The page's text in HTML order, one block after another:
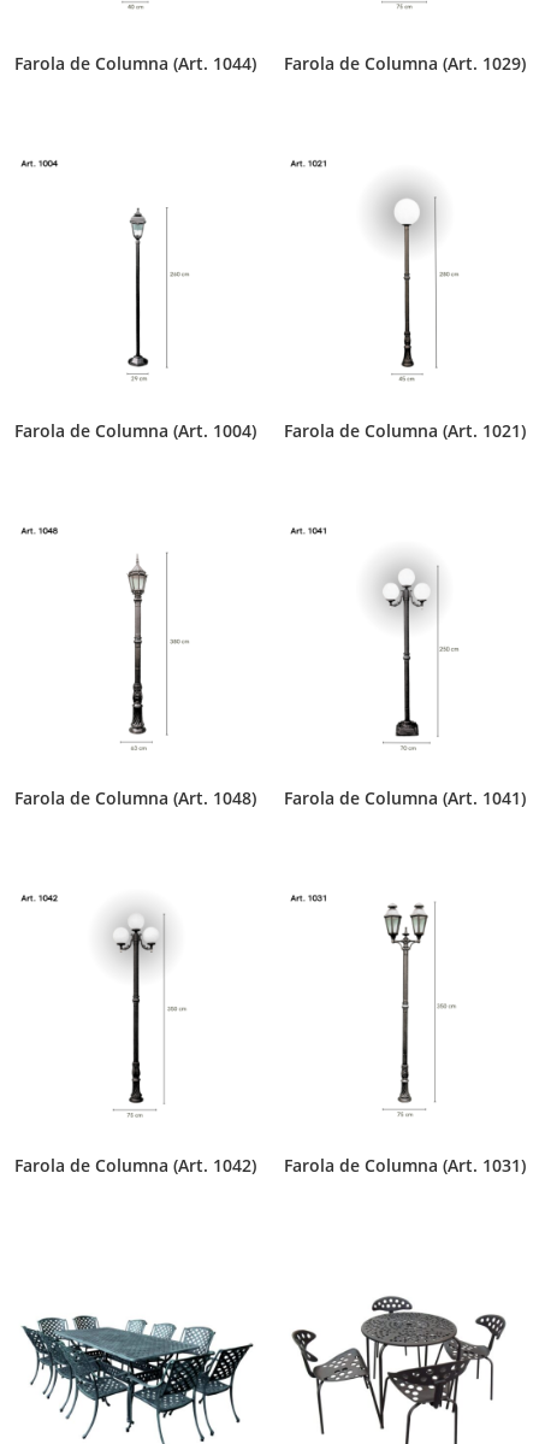
Farola de Columna (Art. 1044) Farola de Columna (Art. 1029)
Farola de Columna (Art. 1004) Farola de Columna (Art. 1021)
Farola de Columna (Art. 1048) Farola de Columna (Art. 1041)
Farola de Columna (Art. 1042) Farola de Columna (Art. 1031)